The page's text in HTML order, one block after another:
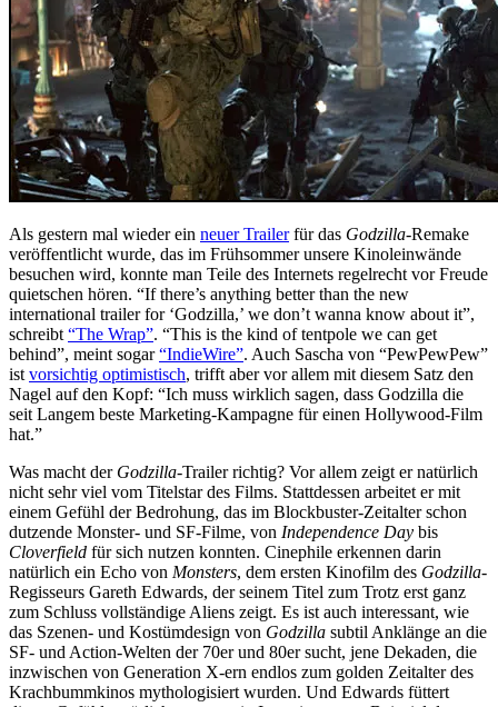
Als gestern mal wieder ein neuer Trailerfür das Godzilla-Remake
veröffentlicht wurde, das im Frühsommer unsere Kinoleinwände
besuchen wird, konnte man Teile des Internets regelrecht vor Freude
quietschen hören. “If there’s anything better than the new
international trailer for ‘Godzilla,’ we don’t wanna know about it”,
schreibt “The Wrap”. “This is the kind of tentpole we can get
behind”, meint sogar“IndieWire”. Auch Sascha von “PewPewPew”
ist vorsichtig optimistisch, trifft aber vor allem mit diesem Satz den
Nagel auf den Kopf: “Ich muss wirklich sagen, dass Godzilla die
seit Langem beste Marketing-Kampagne für einen Hollywood-Film
hat.”
Was macht der Godzilla-Trailer richtig? Vor allem zeigt er natürlich
nicht sehr viel vom Titelstar des Films. Stattdessen arbeitet er mit
einem Gefühl der Bedrohung, das im Blockbuster-Zeitalter schon
dutzende Monster- und SF-Filme, von Independence Day bis
Cloverfield für sich nutzen konnten. Cinephile erkennen darin
natürlich ein Echo von Monsters, dem ersten Kinofilm des Godzilla-
Regisseurs Gareth Edwards, der seinem Titel zum Trotz erst ganz
zum Schluss vollständige Aliens zeigt. Es ist auch interessant, wie
das Szenen- und Kostümdesign von Godzilla subtil Anklänge an die
SF- und Action-Welten der 70er und 80er sucht, jene Dekaden, die
inzwischen von Generation X-ern endlos zum golden Zeitalter des
Krachbummkinos mythologisiert wurden. Und Edwards füttert